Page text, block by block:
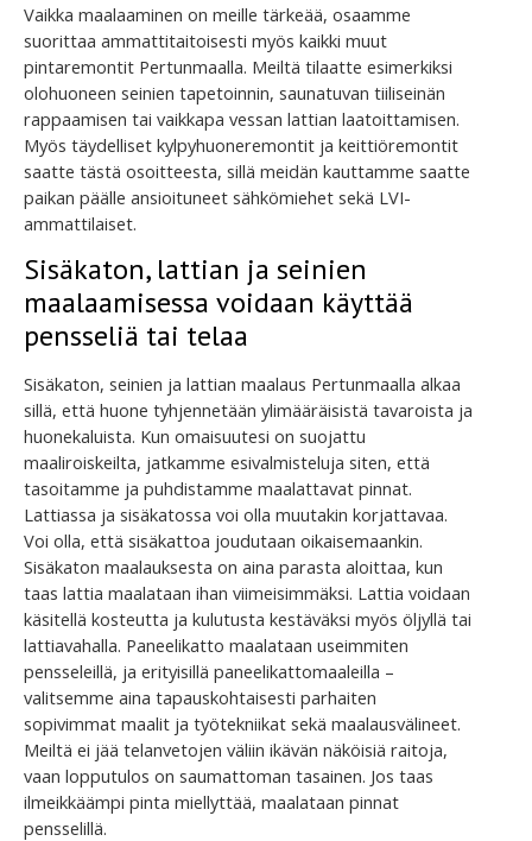
Vaikka maalaaminen on meille tärkeää, osaamme
suorittaa ammattitaitoisesti myös kaikki muut
pintaremontit Pertunmaalla. Meiltä tilaatte esimerkiksi
olohuoneen seinien tapetoinnin, saunatuvan tiiliseinän
rappaamisen tai vaikkapa vessan lattian laatoittamisen.
Myös täydelliset kylpyhuoneremontit ja keittiöremontit
saatte tästä osoitteesta, sillä meidän kauttamme saatte
paikan päälle ansioituneet sähkömiehet sekä LVI-
ammattilaiset.
Sisäkaton, lattian ja seinien
maalaamisessa voidaan käyttää
pensseliä tai telaa
Sisäkaton, seinien ja lattian maalaus Pertunmaalla alkaa
sillä, että huone tyhjennetään ylimääräisistä tavaroista ja
huonekaluista. Kun omaisuutesi on suojattu
maaliroiskeilta, jatkamme esivalmisteluja siten, että
tasoitamme ja puhdistamme maalattavat pinnat.
Lattiassa ja sisäkatossa voi olla muutakin korjattavaa.
Voi olla, että sisäkattoa joudutaan oikaisemaankin.
Sisäkaton maalauksesta on aina parasta aloittaa, kun
taas lattia maalataan ihan viimeisimmäksi. Lattia voidaan
käsitellä kosteutta ja kulutusta kestäväksi myös öljyllä tai
lattiavahalla. Paneelikatto maalataan useimmiten
pensseleillä, ja erityisillä paneelikattomaaleilla –
valitsemme aina tapauskohtaisesti parhaiten
sopivimmat maalit ja työtekniikat sekä maalausvälineet.
Meiltä ei jää telanvetojen väliin ikävän näköisiä raitoja,
vaan lopputulos on saumattoman tasainen. Jos taas
ilmeikkäämpi pinta miellyttää, maalataan pinnat
pensselillä.